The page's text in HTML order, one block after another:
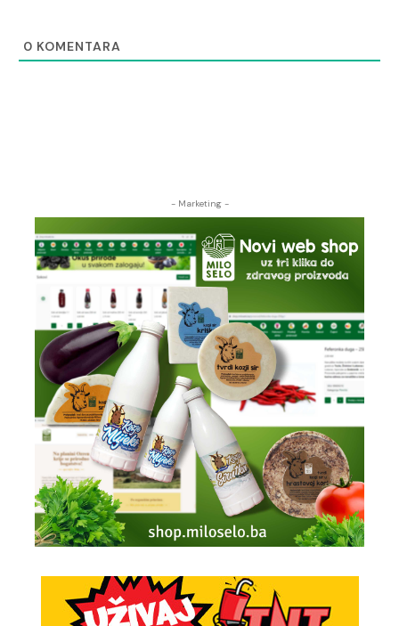
0 KOMENTARA
- Marketing -